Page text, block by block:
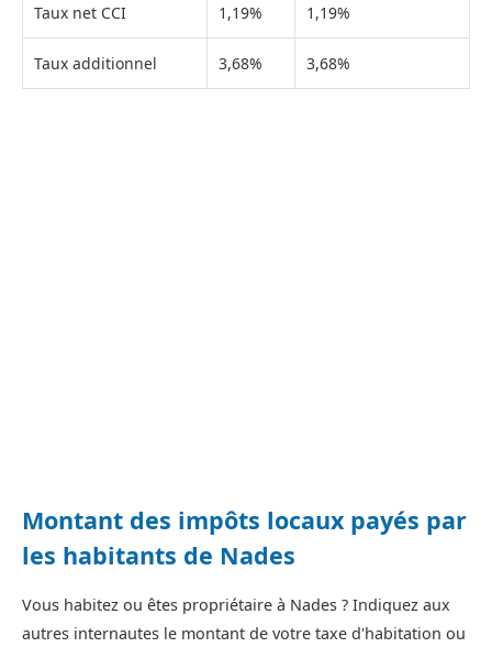
Taux net CCI 1,19% 1,19%
Taux additionnel 3,68% 3,68%
Montant des impôts locaux payés par
les habitants de Nades
Vous habitez ou êtes propriétaire à Nades ? Indiquez aux
autres internautes le montant de votre taxe d'habitation ou